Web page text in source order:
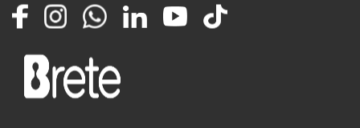
FacebookInstagramWhatsappLinkedInYouTube
TikTok